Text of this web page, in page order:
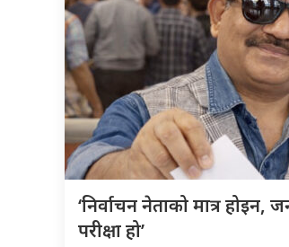
‘निर्वाचन नेताको मात्र होइन,
परीक्षा हो’